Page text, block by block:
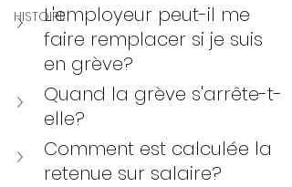
HISTOIREL'employeur peut-il me
faire remplacer si je suis
en grève?
Quand la grève s'arrête-t-
elle?
Comment est calculée la
retenue sur salaire?